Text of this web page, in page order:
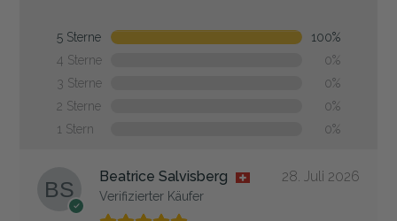
5 Sterne
100%
4 Sterne
0%
3 Sterne
0%
2 Sterne
0%
1 Stern
0%
Beatrice Salvisberg
Verifizierter Käufer
28. Juli 2026